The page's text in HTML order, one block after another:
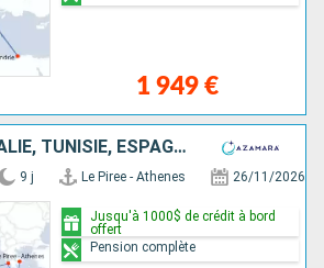
1 949 €
GRÈCE, MALTE, ITALIE, TUNISIE, ESPAGNE
9 j Le Piree - Athenes 26/11/2026
Jusqu'à 1000$ de crédit à bord
offert
Pension complète